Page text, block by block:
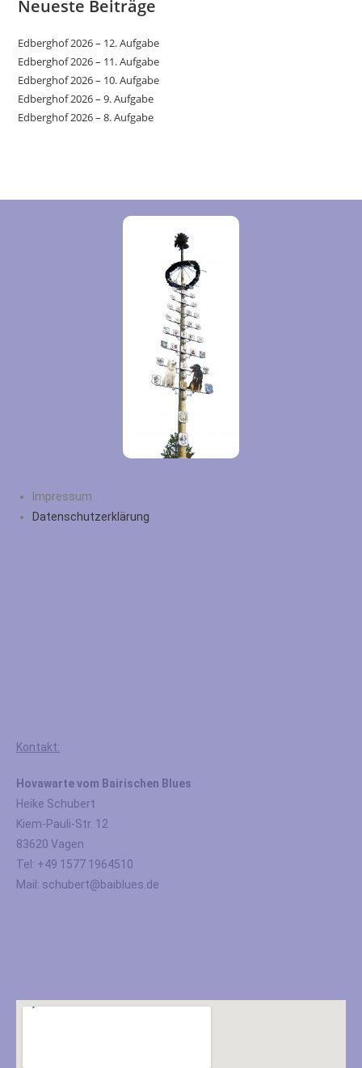
Neueste Beiträge
Edberghof 2026 – 12. Aufgabe
Edberghof 2026 – 11. Aufgabe
Edberghof 2026 – 10. Aufgabe
Edberghof 2026 – 9. Aufgabe
Edberghof 2026 – 8. Aufgabe
Impressum
Datenschutzerklärung
Kontakt:
Hovawarte vom Bairischen Blues
Heike Schubert
Kiem-Pauli-Str. 12
83620 Vagen
Tel: +49 1577 1964510
Mail: schubert@baiblues.de